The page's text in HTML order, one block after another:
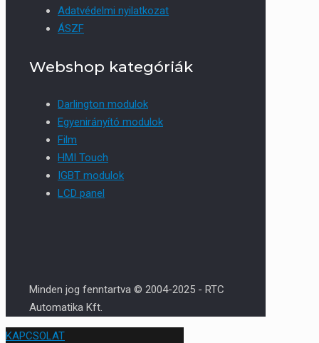
Adatvédelmi nyilatkozat
ÁSZF
Webshop kategóriák
Darlington modulok
Egyenirányító modulok
Film
HMI Touch
IGBT modulok
LCD panel
Minden jog fenntartva © 2004-2025 - RTC
Automatika Kft.
KAPCSOLAT